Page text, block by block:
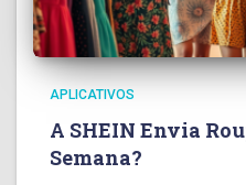
APLICATIVOS
A SHEIN Envia
Semana?